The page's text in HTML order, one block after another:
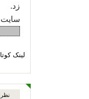
زد.
سایت
لینک